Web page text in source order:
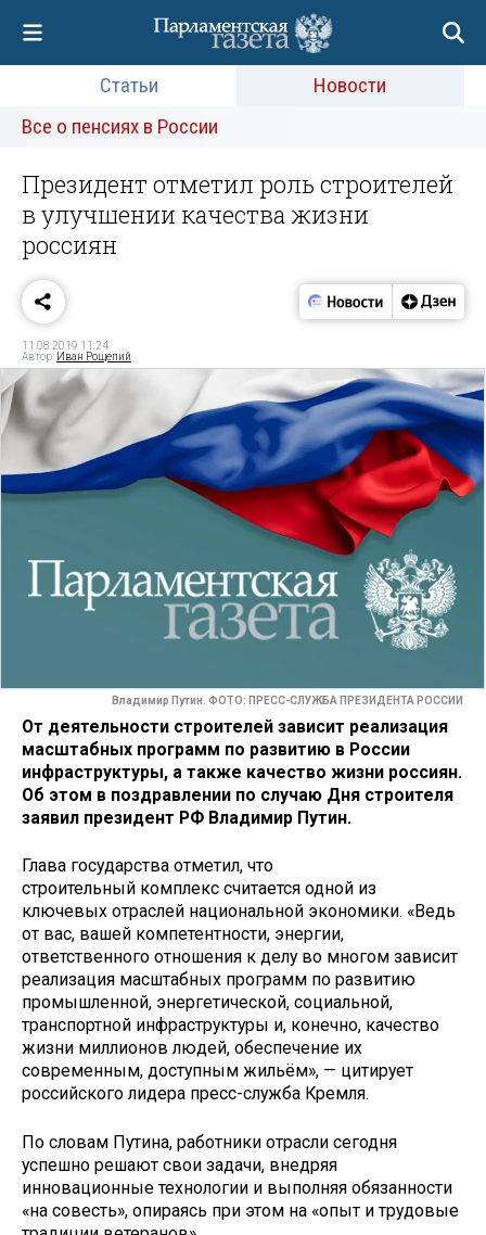
Статьи
Новости
Все о пенсиях в России
Президент отметил роль строителей
в улучшении качества жизни
россиян
11.08.2019 11:24
Автор: Иван Рощепий
Владимир Путин. ФОТО: ПРЕСС-СЛУЖБА ПРЕЗИДЕНТА РОССИИ
От деятельности строителей зависит реализация
масштабных программ по развитию в России
инфраструктуры, а также качество жизни россиян.
Об этом в поздравлении по случаю Дня строителя
заявил президент РФ Владимир Путин.
Глава государства отметил, что
строительный комплекс считается одной из
ключевых отраслей национальной экономики. «Ведь
от вас, вашей компетентности, энергии,
ответственного отношения к делу во многом зависит
реализация масштабных программ по развитию
промышленной, энергетической, социальной,
транспортной инфраструктуры и, конечно, качество
жизни миллионов людей, обеспечение их
современным, доступным жильём», — цитирует
российского лидера пресс-служба Кремля.
По словам Путина, работники отрасли сегодня
успешно решают свои задачи, внедряя
инновационные технологии и выполняя обязанности
«на совесть», опираясь при этом на «опыт и трудовые